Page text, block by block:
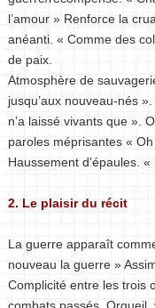
l’amour » Renforce la
anéanti. « Comme des
de paix.
Atmosphère de
jusqu’aux nouveau-nés
n’a laissé vivants que ».
paroles méprisantes «
Haussement d’épaules. «
2. Le plaisir du récit
La guerre apparaît
nouveau la guerre »
Complicité entre les trois
combats passés.